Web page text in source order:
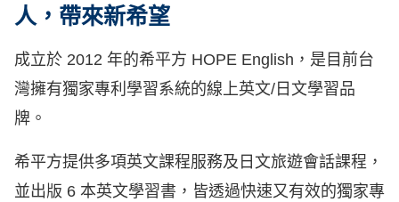
人，帶來新希望
成立於 2012 年的希平方 HOPE English，是目前台
灣擁有獨家專利學習系統的線上英文/日文學習品
牌。
希平方提供多項英文課程服務及日文旅遊會話課程，
並出版 6 本英文學習書，皆透過快速又有效的獨家專